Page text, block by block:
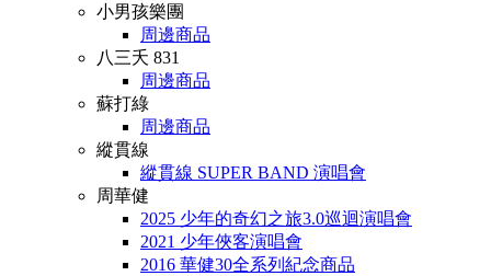
小男孩樂團
周邊商品
八三夭 831
周邊商品
蘇打綠
周邊商品
縱貫線
縱貫線 SUPER BAND 演唱會
周華健
2025 少年的奇幻之旅3.0巡迴演唱會
2021 少年俠客演唱會
2016 華健30全系列紀念商品